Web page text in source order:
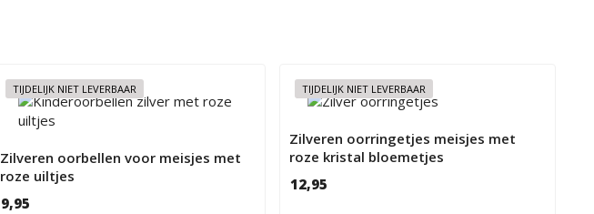
TIJDELIJK NIET LEVERBAAR
Zilveren oorbellen voor meisjes met
roze uiltjes
9,95
TIJDELIJK NIET LEVERBAAR
Zilveren oorringetjes meisjes met
roze kristal bloemetjes
12,95